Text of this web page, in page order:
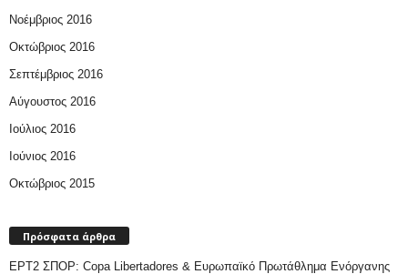
Νοέμβριος 2016
Οκτώβριος 2016
Σεπτέμβριος 2016
Αύγουστος 2016
Ιούλιος 2016
Ιούνιος 2016
Οκτώβριος 2015
Πρόσφατα άρθρα
ΕΡΤ2 ΣΠΟΡ: Copa Libertadores & Ευρωπαϊκό Πρωτάθλημα Ενόργανης